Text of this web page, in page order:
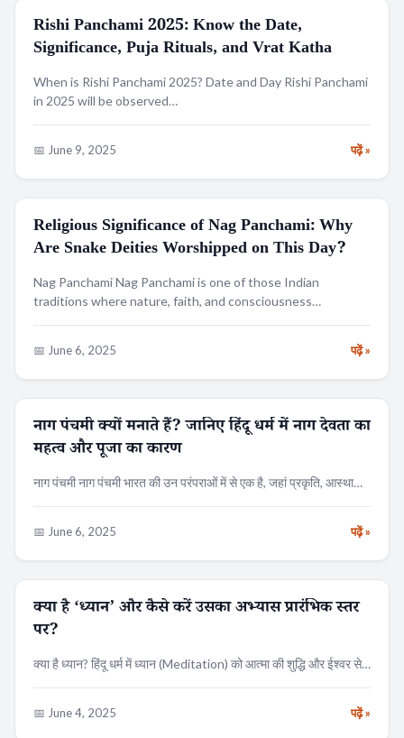
FESTIVALS
Rishi Panchami 2025: Know the Date,
Significance, Puja Rituals, and Vrat Katha
When is Rishi Panchami 2025? Date and Day Rishi Panchami
in 2025 will be observed…
📅 June 9, 2025 पढ़ें »
RELIGION
Religious Significance of Nag Panchami: Why
Are Snake Deities Worshipped on This Day?
Nag Panchami Nag Panchami is one of those Indian
traditions where nature, faith, and consciousness…
📅 June 6, 2025 पढ़ें »
त्यौहार
नाग पंचमी क्यों मनाते हैं? जानिए हिंदू धर्म में नाग देवता का
महत्व और पूजा का कारण
नाग पंचमी नाग पंचमी भारत की उन परंपराओं में से एक है, जहां प्रकृति, आस्था…
📅 June 6, 2025 पढ़ें »
आध्यात्मिकता
क्या है ‘ध्यान’ और कैसे करें उसका अभ्यास प्रारंभिक स्तर
पर?
क्या है ध्यान? हिंदू धर्म में ध्यान (Meditation) को आत्मा की शुद्धि और ईश्वर से…
📅 June 4, 2025 पढ़ें »